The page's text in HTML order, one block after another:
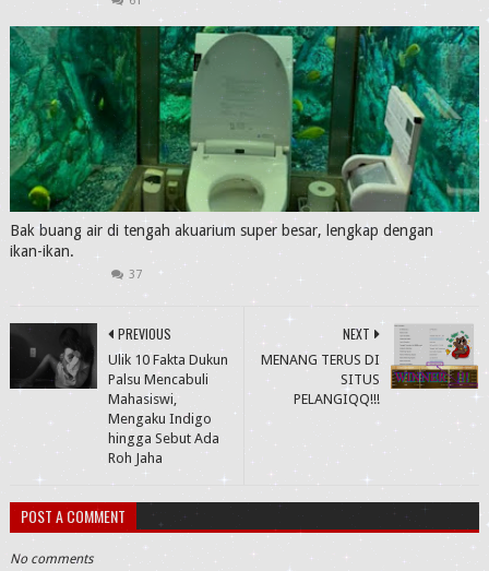
Bak buang air di tengah akuarium super besar, lengkap dengan
ikan-ikan.
37
NEXT
MENANG TERUS DI
SITUS
PELANGIQQ!!!
PREVIOUS
Ulik 10 Fakta Dukun
Palsu Mencabuli
Mahasiswi,
Mengaku Indigo
hingga Sebut Ada
Roh Jaha
POST A COMMENT
No comments